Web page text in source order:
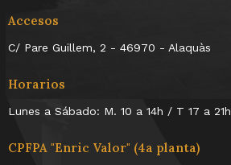
Accesos
C/ Pare Guillem, 2 - 46970 - Alaquàs
Horarios
Lunes a Sábado: M. 10 a 14h / T 17 a 21h
CPFPA "Enric Valor" (4a planta)